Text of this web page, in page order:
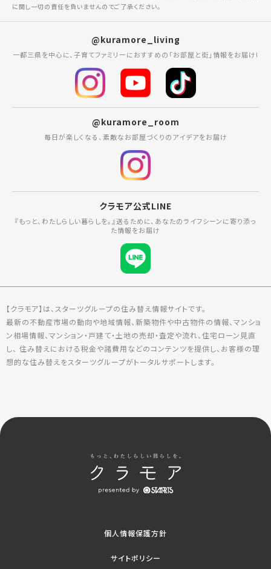
に関し一切の責任を負いませんのでご了承ください。
@kuramore_living
一都三県を中心に、子育てファミリーにおすすめの「お部屋と街」情報をお届け!
@kuramore_room
毎日が楽しくなる、素敵なお部屋づくりのアイデアをお届け
クラモア公式LINE
『もっと、わたしらしい暮らしを。』送るために、あなたのライフシーンに寄り添っ
た情報をお届け
【クラモア】は、スターツグループの住み替え情報サイトです。
最新の不動産市場の動向や地域情報、新築物件や中古物件の情報、マンショ
ン相場情報、マンション・戸建て・土地の売却・査定や流れ、住宅ローン見直
し、 住み替えにおける税金や諸費用などのコンテンツを提供し、お客様の理
想的な住み替えをスターツグループがトータルサポートします。
個人情報保護方針
サイトポリシー